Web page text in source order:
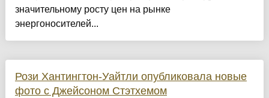
значительному росту цен на рынке
энергоносителей...
Рози Хантингтон-Уайтли опубликовала новые
фото с Джейсоном Стэтхемом